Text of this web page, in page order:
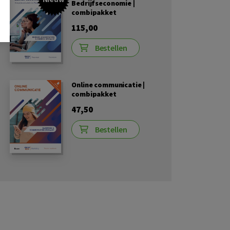
Bedrijfseconomie |
combipakket
115,00
Bestellen
Online communicatie |
combipakket
47,50
Bestellen